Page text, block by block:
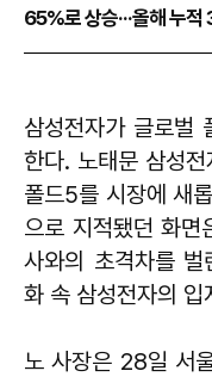
65%로 상승···올해 누
삼성전자가 글로벌
한다. 노태문 삼성
폴드5를 시장에 새
으로 지적됐던 화
사와의 초격차를
화 속 삼성전자의
노 사장은 28일 서